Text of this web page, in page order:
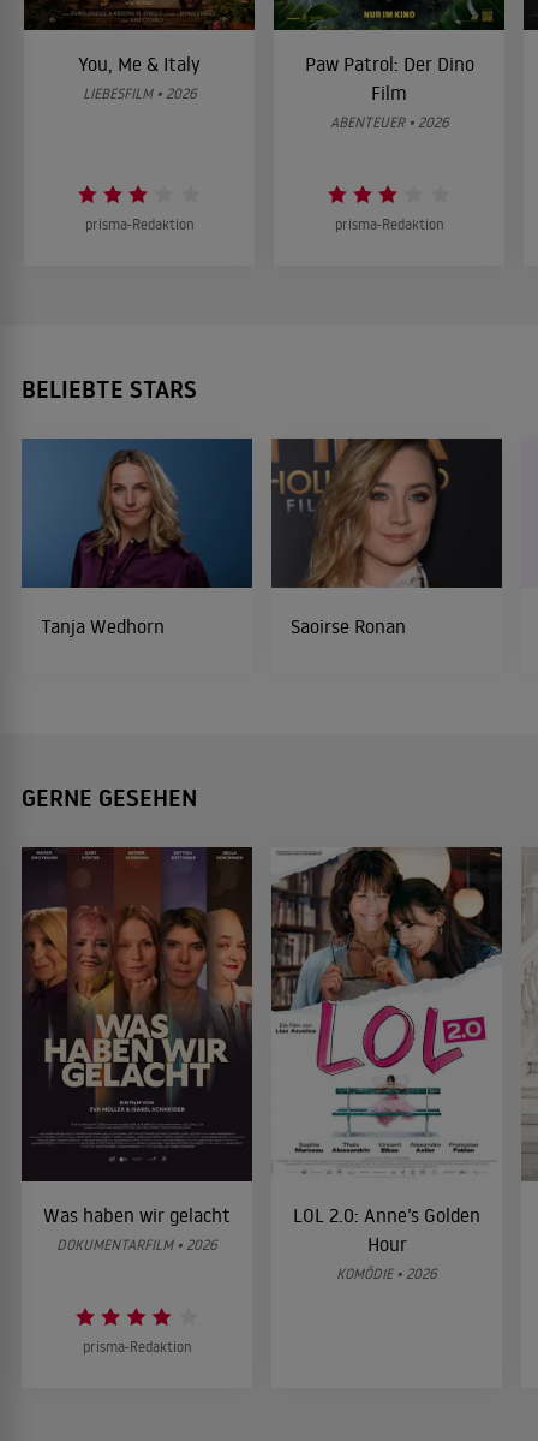
You, Me & Italy
LIEBESFILM • 2026
prisma-Redaktion
Paw Patrol: Der Dino
Film
ABENTEUER • 2026
prisma-Redaktion
BELIEBTE STARS
Tanja Wedhorn Saoirse Ronan
GERNE GESEHEN
Was haben wir gelacht
DOKUMENTARFILM • 2026
prisma-Redaktion
LOL 2.0: Anne’s Golden
Hour
KOMÖDIE • 2026